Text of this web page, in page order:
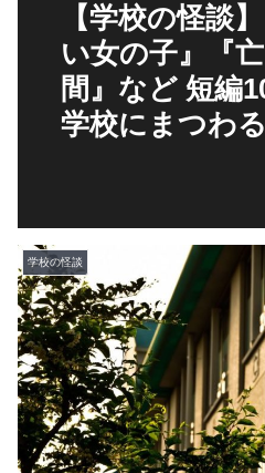
【学校の怪談
い女の子』『
間』など 短編
学校にまつわ
学校の怪談